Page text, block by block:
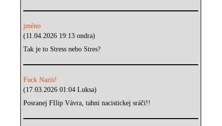
jméno
(11.04.2026 19:13 ondra)
Tak je to Stress nebo Stres?
Fuck Nazis!
(17.03.2026 01:04 Luksa)
Posranej FIlip Vávra, tahni nacistickej sráči!!